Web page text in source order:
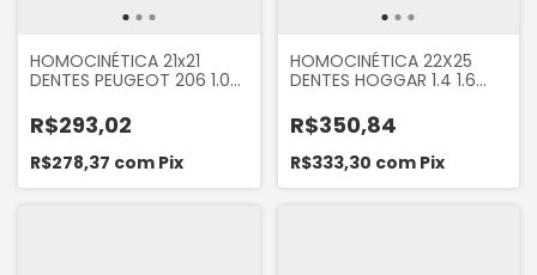
HOMOCINÉTICA 21x21
DENTES PEUGEOT 206 1.0
2002 A 2012
R$293,02
R$278,37 com Pix
HOMOCINÉTICA 22X25
DENTES HOGGAR 1.4 1.6
1.6 2001... AIRCROSS 1.4 1.6
R$350,84
R$333,30 com Pix